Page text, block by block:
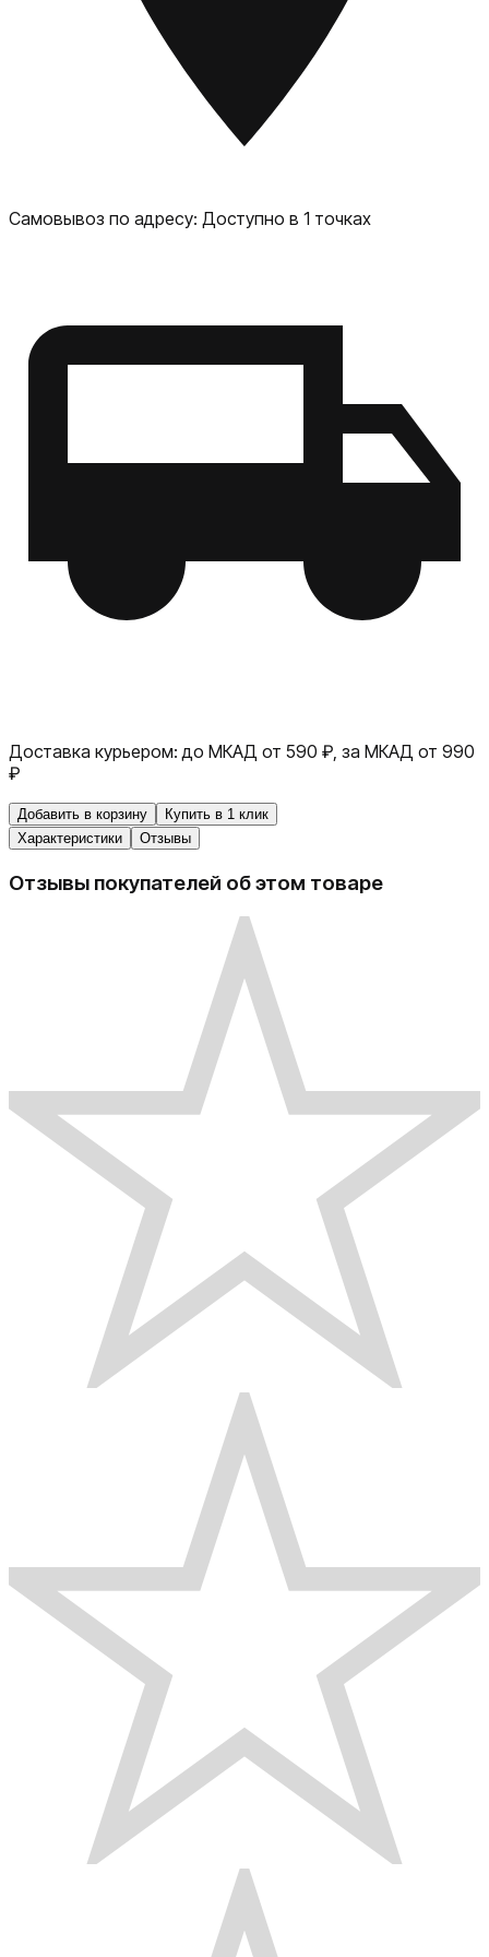
кислорода в крови, отслеживать сон и предоставлять
информацию о сердечном ритме. Коммуникация и
развлечения: часы позволяют получать уведомления о
звонках, сообщениях и других событиях, а также имеют
доступ к приложениям, музыке и другим функциям
смартфона. Защита и безопасность: Apple Watch Series
10 оснащены защитой от воды и пыли, а также
Самовывоз по адресу: Доступно в 1 точках
Доставка курьером: до МКАД от 590 ₽, за МКАД от 990
₽
Добавить в корзину
Купить в 1 клик
Характеристики
Отзывы
Отзывы покупателей об этом товаре